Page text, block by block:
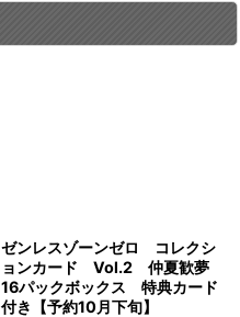
ゼンレスゾーンゼロ コレクシ
ョンカード Vol.2 仲夏歓夢
16パックボックス 特典カード
付き【予約10月下旬】